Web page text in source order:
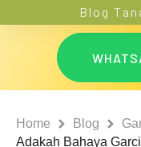
Blog
Home Blog